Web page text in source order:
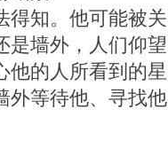
知。他可能被关
墙外，人们仰望
的人所看到的星
外等待他、寻找他